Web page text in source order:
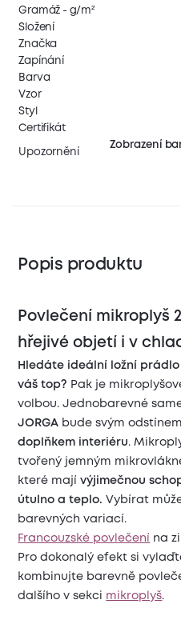
Gramáž - g/m²
Složení
Značka
Zapínání
Barva
Vzor
Styl
Certifikát
Upozornění
Zobrazení
Popis produktu
Povlečení mikroplyš
hřejivé objetí i v
Hledáte ideální ložní
váš top? Pak je
volbou. Jednobarevné
JORGA bude svým odstínem
doplňkem interiéru.
tvořený jemným
které mají výjimečnou
útulno a teplo. Vybírat
barevných variací.
Francouzské povlečení na
Pro dokonalý efekt si
kombinujte barevně
dalšího v sekci mikroplyš.